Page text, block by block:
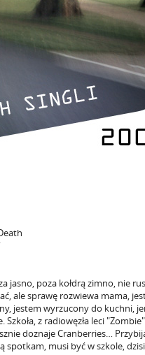
jasno, poza kołdrą zimno, nie
ale sprawę rozwiewa mama,
jestem wyrzucony do kuchni,
z radiowęzła leci
doznaje Cranberries…
spotkam, musi być w szkole,